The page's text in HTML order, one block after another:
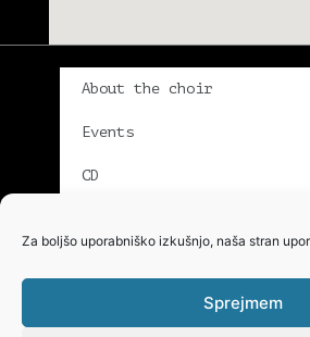
Za boljšo uporabniško izkušnjo, naša stran
Sprejmem
About the choir
Events
CD